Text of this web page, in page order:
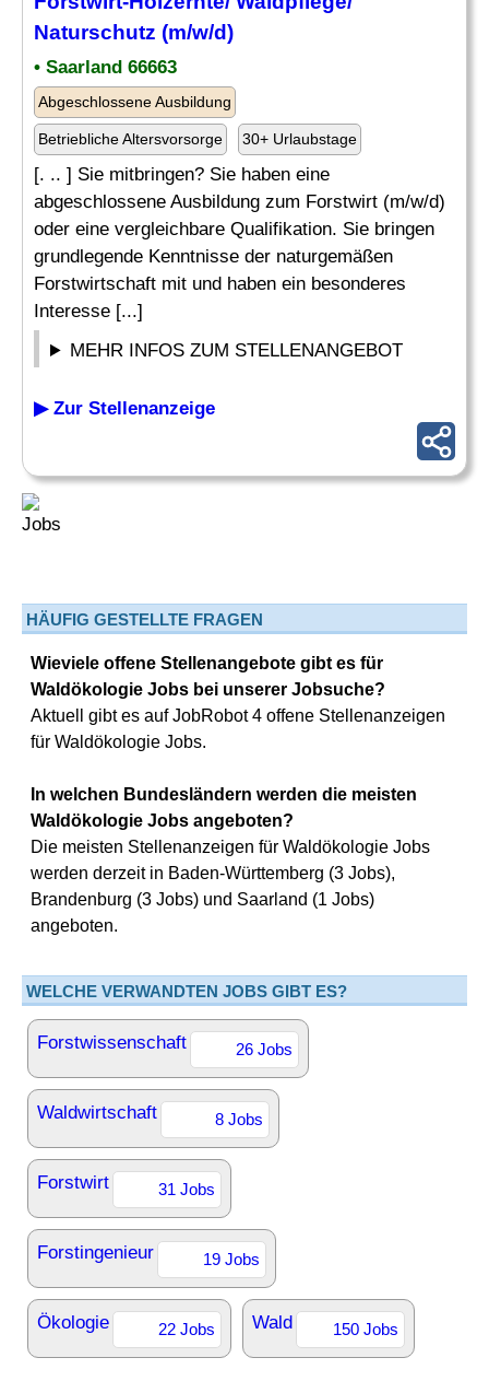
Naturschutz (m/w/d)
• Saarland 66663
Abgeschlossene Ausbildung
Betriebliche Altersvorsorge 30+ Urlaubstage
[. .. ] Sie mitbringen? Sie haben eine
abgeschlossene Ausbildung zum Forstwirt (m/w/d)
oder eine vergleichbare Qualifikation. Sie bringen
grundlegende Kenntnisse der naturgemäßen
Forstwirtschaft mit und haben ein besonderes
Interesse [...]
MEHR INFOS ZUM STELLENANGEBOT
▶ Zur Stellenanzeige
HÄUFIG GESTELLTE FRAGEN
Wieviele offene Stellenangebote gibt es für
Waldökologie Jobs bei unserer Jobsuche?
Aktuell gibt es auf JobRobot 4 offene Stellenanzeigen
für Waldökologie Jobs.
In welchen Bundesländern werden die meisten
Waldökologie Jobs angeboten?
Die meisten Stellenanzeigen für Waldökologie Jobs
werden derzeit in Baden-Württemberg (3 Jobs),
Brandenburg (3 Jobs) und Saarland (1 Jobs)
angeboten.
WELCHE VERWANDTEN JOBS GIBT ES?
Forstwissenschaft 26 Jobs
Waldwirtschaft 8 Jobs
Forstwirt 31 Jobs
Forstingenieur 19 Jobs
Ökologie 22 Jobs Wald 150 Jobs